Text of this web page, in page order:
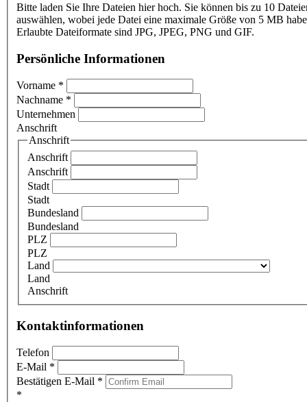
Bitte laden Sie Ihre Dateien hier hoch. Sie können bis zu 10
auswählen, wobei jede Datei eine maximale Größe von 5 MB
Erlaubte Dateiformate sind JPG, JPEG, PNG und GIF.
Persönliche Informationen
Vorname *
Nachname *
Unternehmen
Anschrift
Anschrift
Anschrift
Anschrift
Stadt
Stadt
Bundesland
Bundesland
PLZ
PLZ
Land
Land
Anschrift
Kontaktinformationen
Telefon
E-Mail *
Bestätigen E-Mail *
*